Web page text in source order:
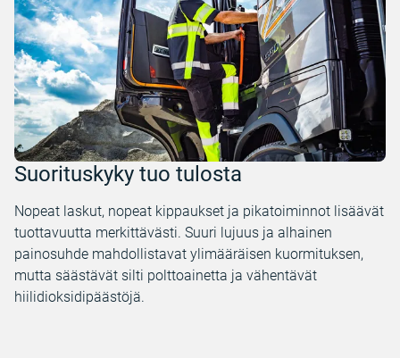
Suorituskyky tuo tulosta
Nopeat laskut, nopeat kippaukset ja pikatoiminnot lisäävät
tuottavuutta merkittävästi. Suuri lujuus ja alhainen
painosuhde mahdollistavat ylimääräisen kuormituksen,
mutta säästävät silti polttoainetta ja vähentävät
hiilidioksidipäästöjä.